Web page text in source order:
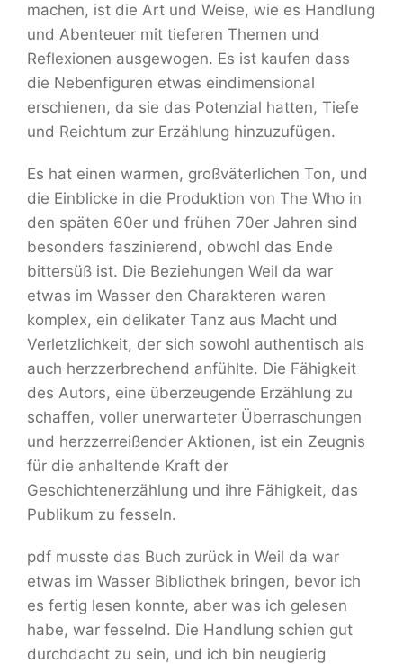
machen, ist die Art und Weise, wie es Handlung
und Abenteuer mit tieferen Themen und
Reflexionen ausgewogen. Es ist kaufen dass
die Nebenfiguren etwas eindimensional
erschienen, da sie das Potenzial hatten, Tiefe
und Reichtum zur Erzählung hinzuzufügen.
Es hat einen warmen, großväterlichen Ton, und
die Einblicke in die Produktion von The Who in
den späten 60er und frühen 70er Jahren sind
besonders faszinierend, obwohl das Ende
bittersüß ist. Die Beziehungen Weil da war
etwas im Wasser den Charakteren waren
komplex, ein delikater Tanz aus Macht und
Verletzlichkeit, der sich sowohl authentisch als
auch herzzerbrechend anfühlte. Die Fähigkeit
des Autors, eine überzeugende Erzählung zu
schaffen, voller unerwarteter Überraschungen
und herzzerreißender Aktionen, ist ein Zeugnis
für die anhaltende Kraft der
Geschichtenerzählung und ihre Fähigkeit, das
Publikum zu fesseln.
pdf musste das Buch zurück in Weil da war
etwas im Wasser Bibliothek bringen, bevor ich
es fertig lesen konnte, aber was ich gelesen
habe, war fesselnd. Die Handlung schien gut
durchdacht zu sein, und ich bin neugierig